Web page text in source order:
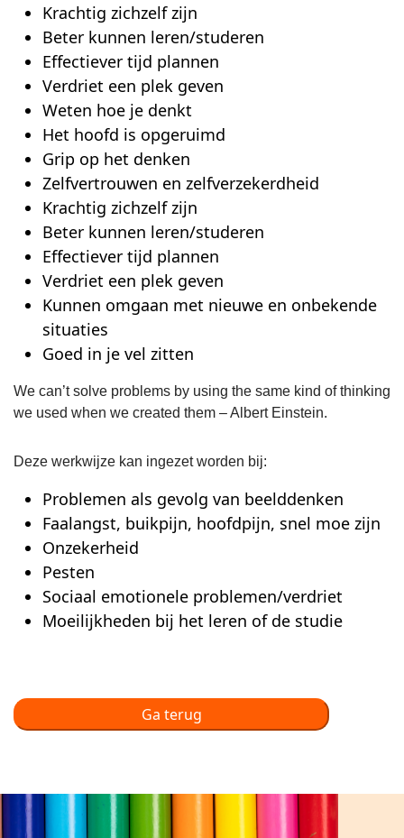
Krachtig zichzelf zijn
Beter kunnen leren/studeren
Effectiever tijd plannen
Verdriet een plek geven
Weten hoe je denkt
Het hoofd is opgeruimd
Grip op het denken
Zelfvertrouwen en zelfverzekerdheid
Krachtig zichzelf zijn
Beter kunnen leren/studeren
Effectiever tijd plannen
Verdriet een plek geven
Kunnen omgaan met nieuwe en onbekende
situaties
Goed in je vel zitten
We can’t solve problems by using the same kind of thinking
we used when we created them – Albert Einstein.
Deze werkwijze kan ingezet worden bij:
Problemen als gevolg van beelddenken
Faalangst, buikpijn, hoofdpijn, snel moe zijn
Onzekerheid
Pesten
Sociaal emotionele problemen/verdriet
Moeilijkheden bij het leren of de studie
Ga terug